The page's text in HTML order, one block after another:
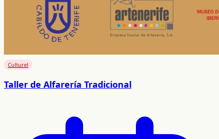
Culturel
Taller de Alfarería Tradicional